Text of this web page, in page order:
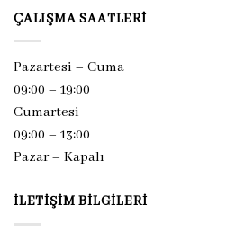
ÇALIŞMA SAATLERI
Pazartesi – Cuma
09:00 – 19:00
Cumartesi
09:00 – 13:00
Pazar – Kapalı
İLETIŞIM BILGILERI